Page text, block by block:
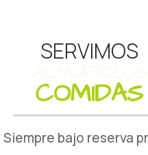
SERVIMOS
COMIDAS
Siempre bajo reserva